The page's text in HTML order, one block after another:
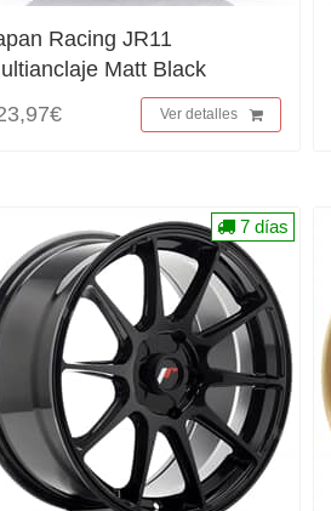
Racing JR11
Matt Black
Ver detalles
7 días